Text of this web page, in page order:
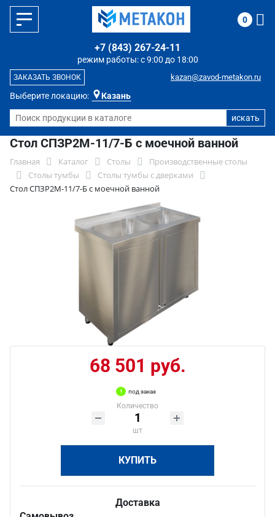
Выберите локацию: Казань
режим работы: с 9:00 до 18:00
+7 (843) 267-24-11
kazan@zavod-metakon.ru
ЗАКАЗАТЬ ЗВОНОК
0
Стол СПЗР2М-11/7-Б с моечной ванной
Главная Каталог Столы
Производственные столы
Столы тумбы
Столы тумбы с дверками
Стол СПЗР2М-11/7-Б с моечной ванной
68 501 руб.
под заказ
Количество
шт
КУПИТЬ
Доставка